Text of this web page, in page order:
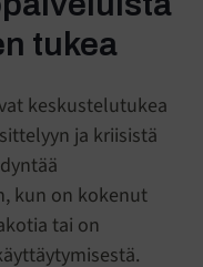
tukea
keskustelutukea
ja kriisistä
kun on kokenut
tai on